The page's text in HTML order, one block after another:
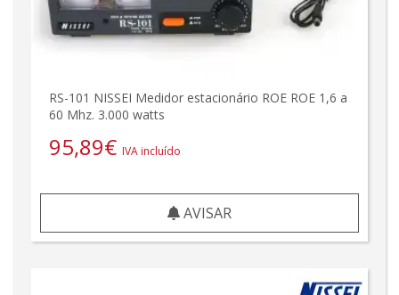
RS-101 NISSEI Medidor estacionário ROE ROE 1,6 a
60 Mhz. 3.000 watts
95,89€ IVA incluído
AVISAR